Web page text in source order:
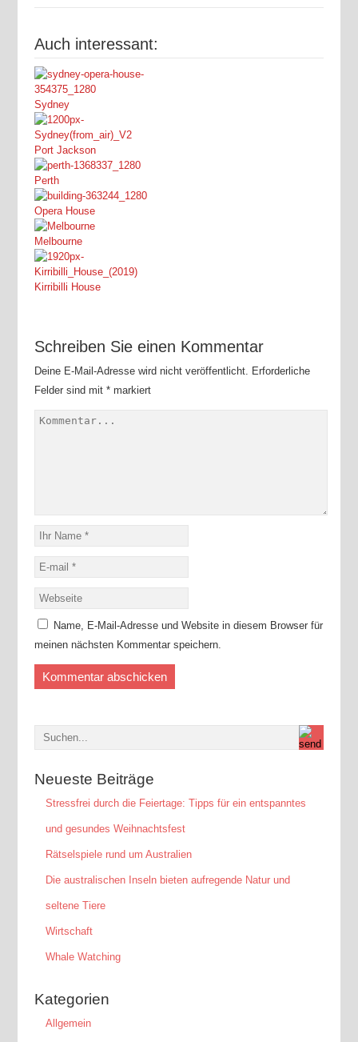
Auch interessant:
Sydney
Port Jackson
Perth
Opera House
Melbourne
Kirribilli House
Schreiben Sie einen Kommentar
Deine E-Mail-Adresse wird nicht veröffentlicht. Erforderliche
Felder sind mit *markiert
Name, E-Mail-Adresse und Website in diesem Browser für
meinen nächsten Kommentar speichern.
Neueste Beiträge
Stressfrei durch die Feiertage: Tipps für ein entspanntes
und gesundes Weihnachtsfest
Rätselspiele rund um Australien
Die australischen Inseln bieten aufregende Natur und
seltene Tiere
Wirtschaft
Whale Watching
Kategorien
Allgemein